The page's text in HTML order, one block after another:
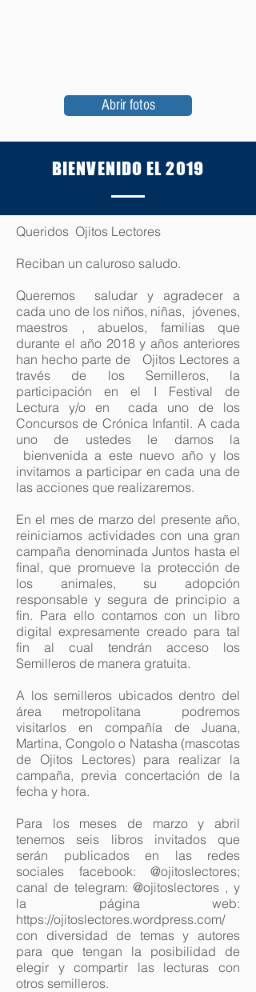
Abrir fotos
BIENVENIDO EL 2019
Queridos Ojitos Lectores
Reciban un caluroso saludo.
Queremos saludar y agradecer a
cada uno de los niños, niñas, jóvenes,
maestros , abuelos, familias que
durante el año 2018 y años anteriores
han hecho parte de Ojitos Lectores a
través de los Semilleros, la
participación en el I Festival de
Lectura y/o en cada uno de los
Concursos de Crónica Infantil. A cada
uno de ustedes le damos la
bienvenida a este nuevo año y los
invitamos a participar en cada una de
las acciones que realizaremos.
En el mes de marzo del presente año,
reiniciamos actividades con una gran
campaña denominada Juntos hasta el
final, que promueve la protección de
los animales, su adopción
responsable y segura de principio a
fin. Para ello contamos con un libro
digital expresamente creado para tal
fin al cual tendrán acceso los
Semilleros de manera gratuita.
A los semilleros ubicados dentro del
área metropolitana podremos
visitarlos en compañía de Juana,
Martina, Congolo o Natasha (mascotas
de Ojitos Lectores) para realizar la
campaña, previa concertación de la
fecha y hora.
Para los meses de marzo y abril
tenemos seis libros invitados que
serán publicados en las redes
sociales facebook: @ojitoslectores;
canal de telegram: @ojitoslectores , y
la página web:
https://ojitoslectores.wordpress.com/
con diversidad de temas y autores
para que tengan la posibilidad de
elegir y compartir las lecturas con
otros semilleros.